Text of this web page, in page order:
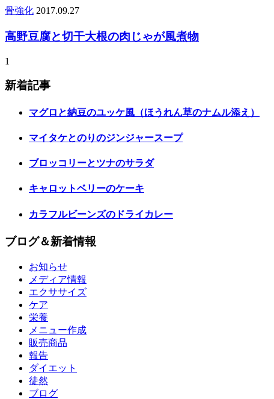
骨強化 2017.09.27
高野豆腐と切干大根の肉じゃが風煮物
1
新着記事
マグロと納豆のユッケ風（ほうれん草のナムル添え）
マイタケとのりのジンジャースープ
ブロッコリーとツナのサラダ
キャロットベリーのケーキ
カラフルビーンズのドライカレー
ブログ＆新着情報
お知らせ
メディア情報
エクササイズ
ケア
栄養
メニュー作成
販売商品
報告
ダイエット
徒然
ブログ